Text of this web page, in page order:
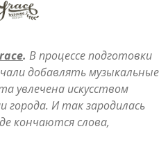
. В процессе подготовки
добавлять музыкальные
увлечена искусством
И так зародилась
кончаются слова,